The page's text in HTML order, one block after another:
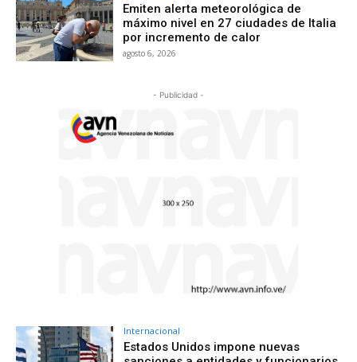
Emiten alerta meteorológica de
máximo nivel en 27 ciudades de Italia
por incremento de calor
agosto 6, 2026
- Publicidad -
Internacional
Estados Unidos impone nuevas